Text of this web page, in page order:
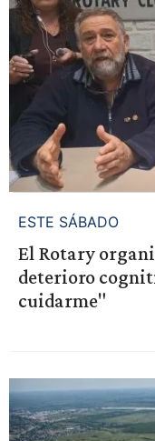
ESTE SÁBADO
El Rotary
deterioro
cuidarme"